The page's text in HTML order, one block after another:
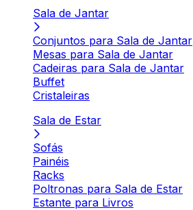
Sala de Jantar
Conjuntos para Sala de Jantar
Mesas para Sala de Jantar
Cadeiras para Sala de Jantar
Buffet
Cristaleiras
Sala de Estar
Sofás
Painéis
Racks
Poltronas para Sala de Estar
Estante para Livros